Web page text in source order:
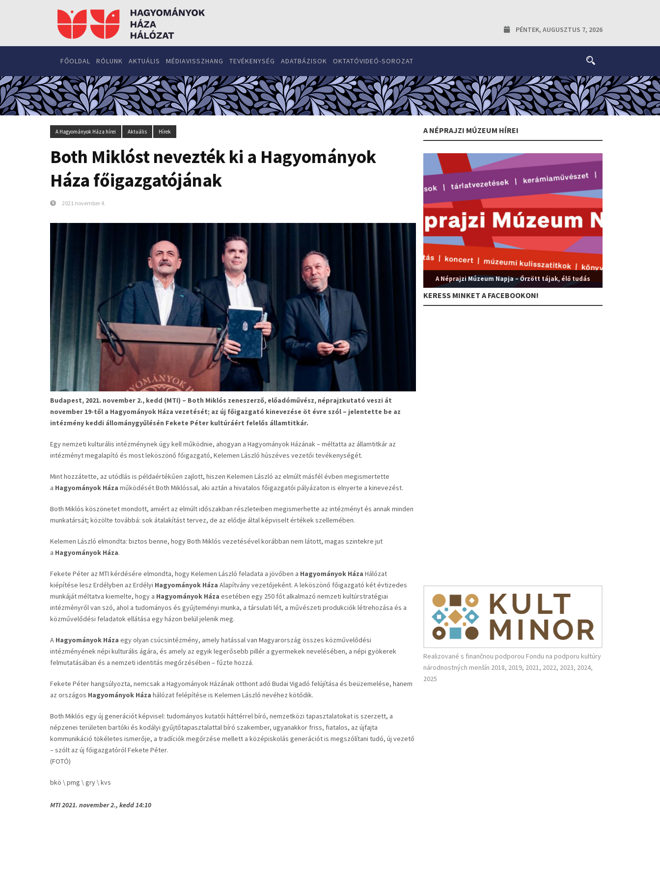
PÉNTEK, AUGUSZTUS 7, 2026
FŐOLDAL RÓLUNK AKTUÁLIS MÉDIAVISSZHANG TEVÉKENYSÉG ADATBÁZISOK OKTATÓVIDEÓ-SOROZAT
A Hagyományok Háza hírei Aktuális Hírek
Both Miklóst nevezték ki a Hagyományok
Háza főigazgatójának
2021 november 4.
Budapest, 2021. november 2., kedd (MTI) – Both Miklós zeneszerző, előadóművész, néprajzkutató veszi át
november 19-től a Hagyományok Háza vezetését; az új főigazgató kinevezése öt évre szól – jelentette be az
intézmény keddi állománygyűlésén Fekete Péter kultúráért felelős államtitkár.
Egy nemzeti kulturális intézménynek úgy kell működnie, ahogyan a Hagyományok Házának – méltatta az államtitkár az
intézményt megalapító és most leköszönő főigazgató, Kelemen László húszéves vezetői tevékenységét.
Mint hozzátette, az utódlás is példaértékűen zajlott, hiszen Kelemen László az elmúlt másfél évben megismertette
a Hagyományok Háza működését Both Miklóssal, aki aztán a hivatalos főigazgatói pályázaton is elnyerte a kinevezést.
Both Miklós köszönetet mondott, amiért az elmúlt időszakban részleteiben megismerhette az intézményt és annak minden
munkatársát; közölte továbbá: sok átalakítást tervez, de az elődje által képviselt értékek szellemében.
Kelemen László elmondta: biztos benne, hogy Both Miklós vezetésével korábban nem látott, magas szintekre jut
a Hagyományok Háza.
Fekete Péter az MTI kérdésére elmondta, hogy Kelemen László feladata a jövőben a Hagyományok Háza Hálózat
kiépítése lesz Erdélyben az Erdélyi Hagyományok Háza Alapítvány vezetőjeként. A leköszönő főigazgató két évtizedes
munkáját méltatva kiemelte, hogy a Hagyományok Háza esetében egy 250 főt alkalmazó nemzeti kultúrstratégiai
intézményről van szó, ahol a tudományos és gyűjteményi munka, a társulati lét, a művészeti produkciók létrehozása és a
közművelődési feladatok ellátása egy házon belül jelenik meg.
A Hagyományok Háza egy olyan csúcsintézmény, amely hatással van Magyarország összes közművelődési
intézményének népi kulturális ágára, és amely az egyik legerősebb pillér a gyermekek nevelésében, a népi gyökerek
felmutatásában és a nemzeti identitás megőrzésében – fűzte hozzá.
Fekete Péter hangsúlyozta, nemcsak a Hagyományok Házának otthont adó Budai Vigadó felújítása és beüzemelése, hanem
az országos Hagyományok Háza hálózat felépítése is Kelemen László nevéhez kötődik.
Both Miklós egy új generációt képvisel: tudományos kutatói háttérrel bíró, nemzetközi tapasztalatokat is szerzett, a
népzenei területen bartóki és kodályi gyűjtőtapasztalattal bíró szakember, ugyanakkor friss, fiatalos, az újfajta
kommunikáció tökéletes ismerője, a tradíciók megőrzése mellett a középiskolás generációt is megszólítani tudó, új vezető
– szólt az új főigazgatóról Fekete Péter.
(FOTÓ)
bkö \ pmg \ gry \ kvs
MTI 2021. november 2., kedd 14:10
A NÉPRAJZI MÚZEUM HÍREI
A Néprajzi Múzeum Napja – Őrzött tájak, élő tudás
KERESS MINKET A FACEBOOKON!
Realizované s finančnou podporou Fondu na podporu kultúry
národnostných menšín 2018, 2019, 2021, 2022, 2023, 2024,
2025